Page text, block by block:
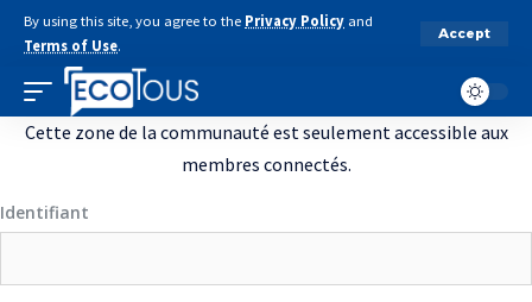
By using this site, you agree to the Privacy Policy and
Terms of Use.
Accept
Cette zone de la communauté est seulement accessible aux
membres connectés.
Identifiant